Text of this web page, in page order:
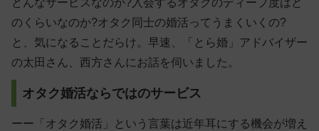
どんなサービスなのか?入会するオタクのディープ度はど
のくらいなのか?オタク同士の婚活ってうまくいくの?
と、気になることだらけ。早速、「とら婚」アドバイザー
の太田さん、西方さんにお話を伺いました。
オタク婚活ならではのサービス
ーー「オタク婚活」という言葉は近年耳にする機会が増え